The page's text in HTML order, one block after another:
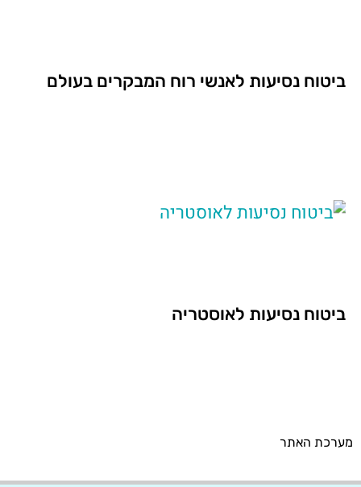
ביטוח נסיעות לאנשי רוח המבקרים בעולם
ביטוח נסיעות לאוסטריה
מערכת האתר